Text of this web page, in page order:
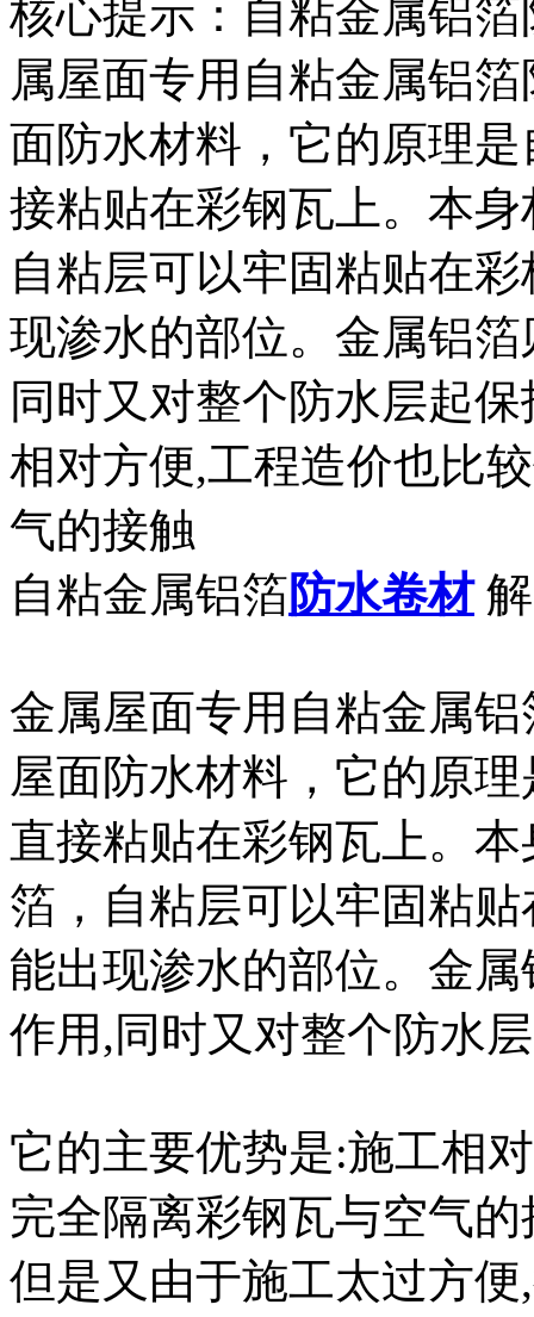
核心提示：自粘金属铝
属屋面专用自粘金属铝
面防水材料，它的原理
接粘贴在彩钢瓦上。本
自粘层可以牢固粘贴在
现渗水的部位。金属铝
同时又对整个防水层起
相对方便,工程造价也比
气的接触
自粘金属铝箔防水卷材解
金属屋面专用自粘金属
屋面防水材料，它的原
直接粘贴在彩钢瓦上。
箔，自粘层可以牢固粘
能出现渗水的部位。金
作用,同时又对整个防水
它的主要优势是:施工相
完全隔离彩钢瓦与空气
但是又由于施工太过方